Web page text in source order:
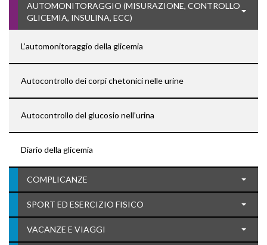
AUTOMONITORAGGIO (MISURAZIONE, CONTROLLO
GLICEMIA, INSULINA, ECC)
L’automonitoraggio della glicemia
Autocontrollo dei corpi chetonici nelle urine
Autocontrollo del glucosio nell’urina
Diario della glicemia
COMPLICANZE
SPORT ED ESERCIZIO FISICO
VACANZE E VIAGGI